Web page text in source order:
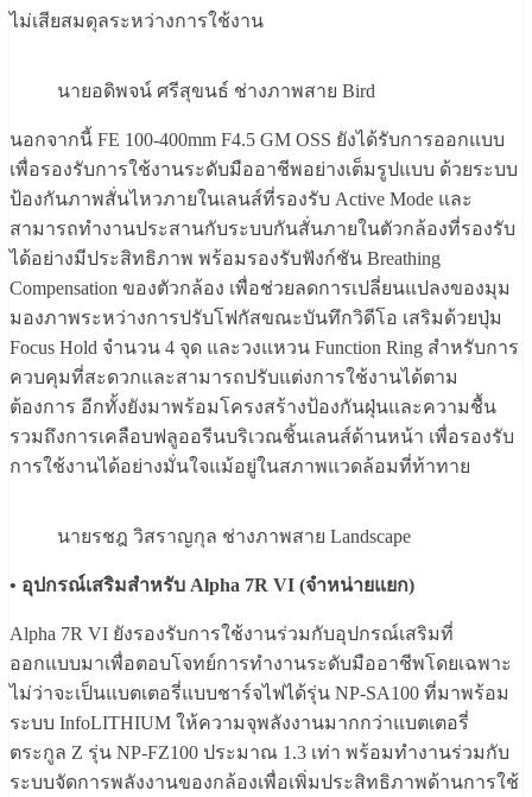
ไม่เสียสมดุลระหว่างการใช้งาน
นายอดิพจน์ ศรีสุขนธ์ ช่างภาพสาย Bird
นอกจากนี้ FE 100-400mm F4.5 GM OSS ยังได้รับการออกแบบ
เพื่อรองรับการใช้งานระดับมืออาชีพอย่างเต็มรูปแบบ ด้วยระบบ
ป้องกันภาพสั่นไหวภายในเลนส์ที่รองรับ Active Mode และ
สามารถทำงานประสานกับระบบกันสั่นภายในตัวกล้องที่รองรับ
ได้อย่างมีประสิทธิภาพ พร้อมรองรับฟังก์ชัน Breathing
Compensation ของตัวกล้อง เพื่อช่วยลดการเปลี่ยนแปลงของมุม
มองภาพระหว่างการปรับโฟกัสขณะบันทึกวิดีโอ เสริมด้วยปุ่ม
Focus Hold จำนวน 4 จุด และวงแหวน Function Ring สำหรับการ
ควบคุมที่สะดวกและสามารถปรับแต่งการใช้งานได้ตาม
ต้องการ อีกทั้งยังมาพร้อมโครงสร้างป้องกันฝุ่นและความชื้น
รวมถึงการเคลือบฟลูออรีนบริเวณชิ้นเลนส์ด้านหน้า เพื่อรองรับ
การใช้งานได้อย่างมั่นใจแม้อยู่ในสภาพแวดล้อมที่ท้าทาย
นายรชฎ วิสราญกุล ช่างภาพสาย Landscape
• อุปกรณ์เสริมสำหรับ Alpha 7R VI (จำหน่ายแยก)
Alpha 7R VI ยังรองรับการใช้งานร่วมกับอุปกรณ์เสริมที่
ออกแบบมาเพื่อตอบโจทย์การทำงานระดับมืออาชีพโดยเฉพาะ
ไม่ว่าจะเป็นแบตเตอรี่แบบชาร์จไฟได้รุ่น NP-SA100 ที่มาพร้อม
ระบบ InfoLITHIUM ให้ความจุพลังงานมากกว่าแบตเตอรี่
ตระกูล Z รุ่น NP-FZ100 ประมาณ 1.3 เท่า พร้อมทำงานร่วมกับ
ระบบจัดการพลังงานของกล้องเพื่อเพิ่มประสิทธิภาพด้านการใช้